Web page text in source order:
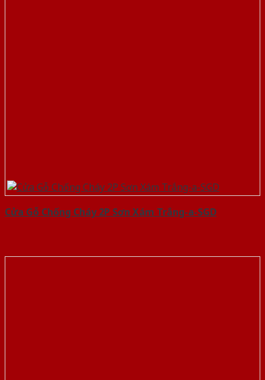
Cửa Gỗ Chống Cháy 2P Sơn Xám Trắng-a-SGD